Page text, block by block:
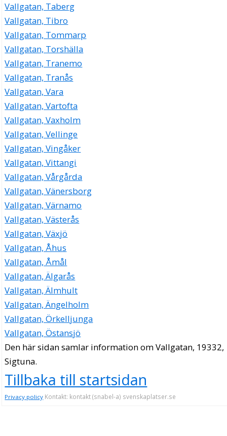
Vallgatan, Taberg
Vallgatan, Tibro
Vallgatan, Tommarp
Vallgatan, Torshälla
Vallgatan, Tranemo
Vallgatan, Tranås
Vallgatan, Vara
Vallgatan, Vartofta
Vallgatan, Vaxholm
Vallgatan, Vellinge
Vallgatan, Vingåker
Vallgatan, Vittangi
Vallgatan, Vårgårda
Vallgatan, Vänersborg
Vallgatan, Värnamo
Vallgatan, Västerås
Vallgatan, Växjö
Vallgatan, Åhus
Vallgatan, Åmål
Vallgatan, Älgarås
Vallgatan, Älmhult
Vallgatan, Ängelholm
Vallgatan, Örkelljunga
Vallgatan, Östansjö
Den här sidan samlar information om Vallgatan, 19332,
Sigtuna.
Tillbaka till startsidan
Privacy policy Kontakt: kontakt (snabel-a) svenskaplatser.se